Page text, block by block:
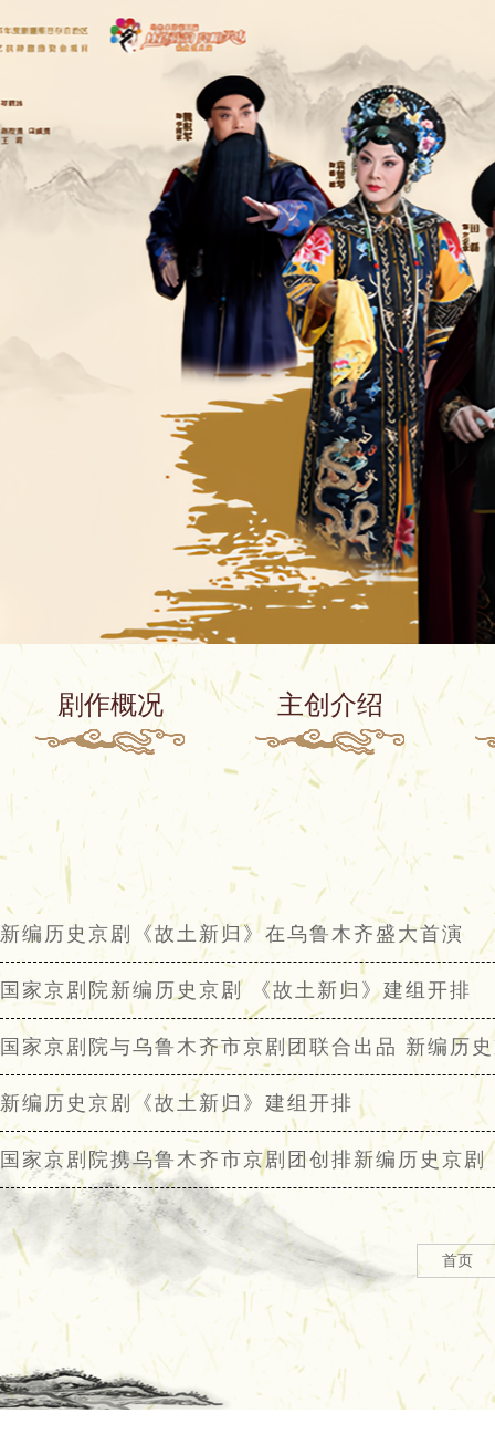
剧作概况 主创介绍
新编历史京剧《故土新归》在乌鲁木齐盛大首演
国家京剧院新编历史京剧 《故土新归》建组开排
国家京剧院与乌鲁木齐市京剧团联合出品 新编历
新编历史京剧《故土新归》建组开排
国家京剧院携乌鲁木齐市京剧团创排新编历史京剧
首页